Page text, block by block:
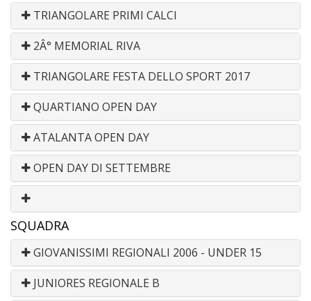
TRIANGOLARE PRIMI CALCI
2Â° MEMORIAL RIVA
TRIANGOLARE FESTA DELLO SPORT 2017
QUARTIANO OPEN DAY
ATALANTA OPEN DAY
OPEN DAY DI SETTEMBRE
SQUADRA
GIOVANISSIMI REGIONALI 2006 - UNDER 15
JUNIORES REGIONALE B